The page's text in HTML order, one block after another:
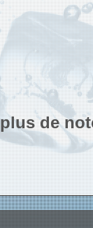
de